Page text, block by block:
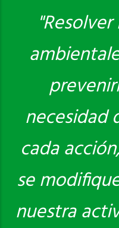
necesidad
cada
se
nuestra